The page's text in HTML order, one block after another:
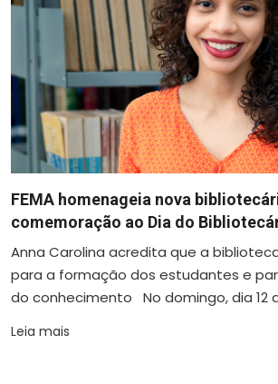
FEMA homenageia nova
comemoração ao Dia do
Anna Carolina acredita que a
para a formação dos estudantes e
do conhecimento No domingo, dia 12
Leia mais